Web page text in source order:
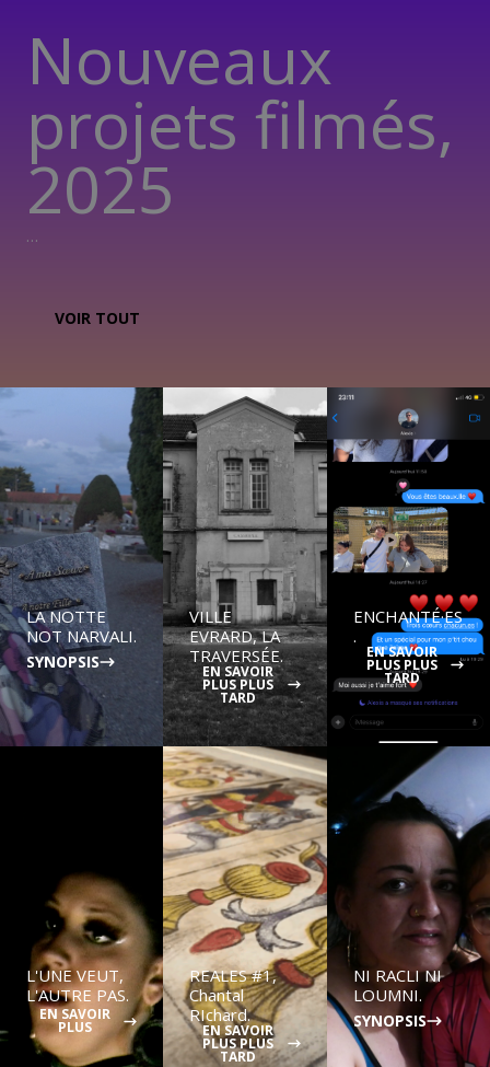
Nouveaux
projets filmés,
2025
…
VOIR TOUT
LA NOTTE
NOT NARVALI.
SYNOPSIS
VILLE
EVRARD, LA
TRAVERSÉE.
EN SAVOIR
PLUS PLUS
TARD
ENCHANTÉ·ES
.
EN SAVOIR
PLUS PLUS
TARD
L'UNE VEUT,
L'AUTRE PAS.
EN SAVOIR
PLUS
REALES #1,
Chantal
RIchard.
EN SAVOIR
PLUS PLUS
TARD
NI RACLI NI
LOUMNI.
SYNOPSIS